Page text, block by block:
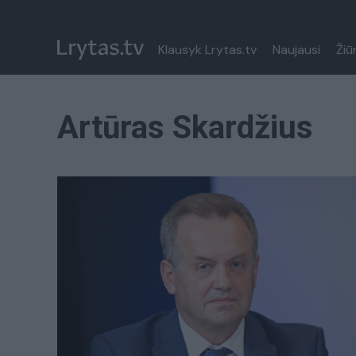
Klausyk Lrytas.tv Naujausi
Artūras Skardžius